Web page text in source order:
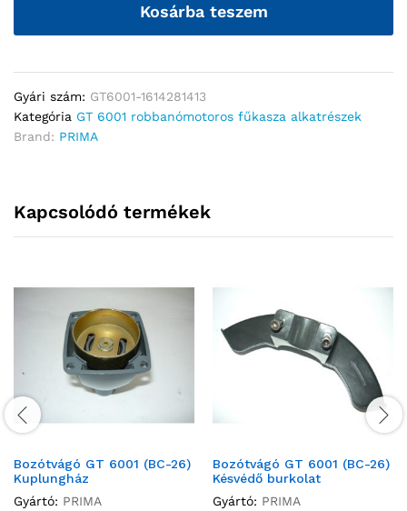
Kosárba teszem
Gyári szám: GT6001-1614281413
Kategória GT 6001 robbanómotoros fűkasza alkatrészek
Brand: PRIMA
Kapcsolódó termékek
Bozótvágó GT 6001 (BC-26)
Kuplungház
Gyártó: PRIMA
Bozótvágó GT 6001 (BC-26)
Késvédő burkolat
Gyártó: PRIMA